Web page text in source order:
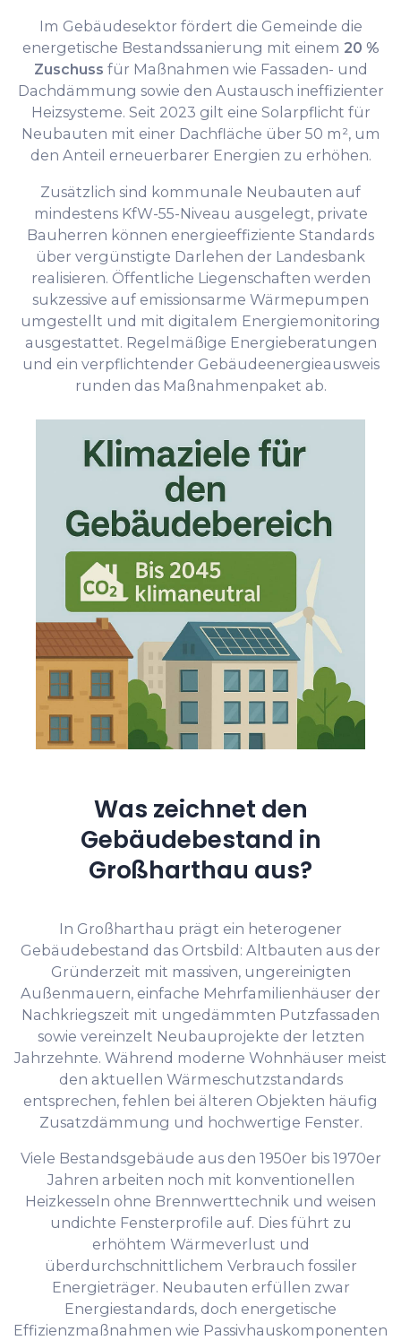
Im Gebäudesektor fördert die Gemeinde die
energetische Bestandssanierung mit einem 20 %
Zuschuss für Maßnahmen wie Fassaden- und
Dachdämmung sowie den Austausch ineffizienter
Heizsysteme. Seit 2023 gilt eine Solarpflicht für
Neubauten mit einer Dachfläche über 50 m², um
den Anteil erneuerbarer Energien zu erhöhen.
Zusätzlich sind kommunale Neubauten auf
mindestens KfW-55-Niveau ausgelegt, private
Bauherren können energieeffiziente Standards
über vergünstigte Darlehen der Landesbank
realisieren. Öffentliche Liegenschaften werden
sukzessive auf emissionsarme Wärmepumpen
umgestellt und mit digitalem Energiemonitoring
ausgestattet. Regelmäßige Energieberatungen
und ein verpflichtender Gebäudeenergieausweis
runden das Maßnahmenpaket ab.
Was zeichnet den
Gebäudebestand in
Großharthau aus?
In Großharthau prägt ein heterogener
Gebäudebestand das Ortsbild: Altbauten aus der
Gründerzeit mit massiven, ungereinigten
Außenmauern, einfache Mehrfamilienhäuser der
Nachkriegszeit mit ungedämmten Putzfassaden
sowie vereinzelt Neubauprojekte der letzten
Jahrzehnte. Während moderne Wohnhäuser meist
den aktuellen Wärmeschutzstandards
entsprechen, fehlen bei älteren Objekten häufig
Zusatzdämmung und hochwertige Fenster.
Viele Bestandsgebäude aus den 1950er bis 1970er
Jahren arbeiten noch mit konventionellen
Heizkesseln ohne Brennwerttechnik und weisen
undichte Fensterprofile auf. Dies führt zu
erhöhtem Wärmeverlust und
überdurchschnittlichem Verbrauch fossiler
Energieträger. Neubauten erfüllen zwar
Energiestandards, doch energetische
Effizienzmaßnahmen wie Passivhauskomponenten